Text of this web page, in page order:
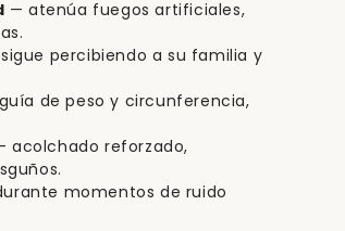
— atenúa fuegos artificiales,
percibiendo a su familia y
de peso y circunferencia,
acolchado reforzado,
momentos de ruido